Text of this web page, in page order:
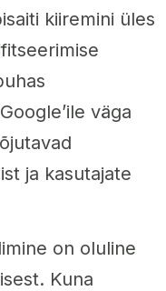
kiiremini üles
väga
ja kasutajate
on oluline
Kuna